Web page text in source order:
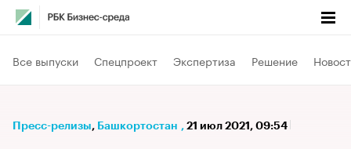
Все выпуски Спецпроект Экспертиза Решение
Пресс-релизы⁠, Башкортостан , 21 июл 2021, 09:54